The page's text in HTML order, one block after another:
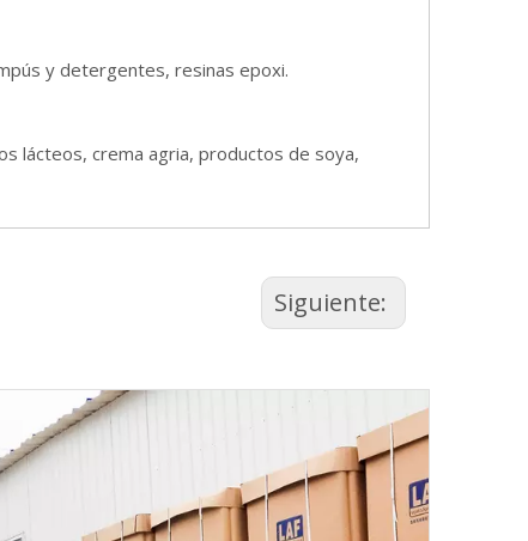
y detergentes, resinas epoxi.
lácteos, crema agria, productos de soya,
Siguiente: